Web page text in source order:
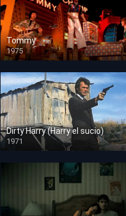
Tommy
1975
HD 1080p
Dirty Harry (Harry el sucio)
1971
HD 1080p